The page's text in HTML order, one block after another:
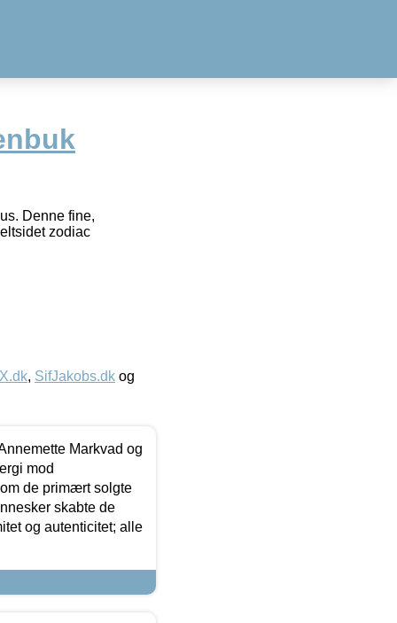
Denne fine,
zodiac
, SifJakobs.dk og
Markvad og
mod
de primært solgte
skabte de
og autenticitet; alle